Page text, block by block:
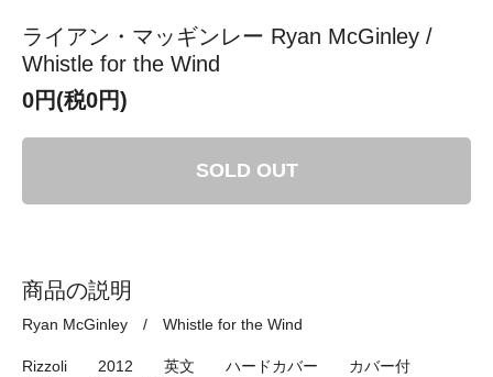
ライアン・マッギンレー Ryan McGinley /
Whistle for the Wind
0円(税0円)
SOLD OUT
商品の説明
Ryan McGinley / Whistle for the Wind
Rizzoli 2012 英文 ハードカバー カバー付